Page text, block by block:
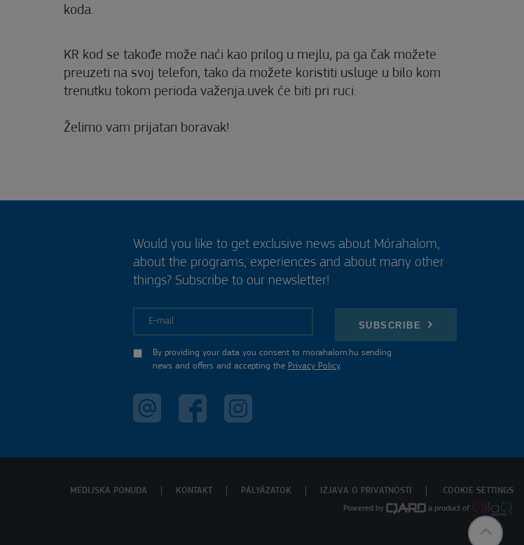
koda.
KR kod se takođe može naći kao prilog u mejlu, pa ga čak možete
preuzeti na svoj telefon, tako da možete koristiti usluge u bilo kom
trenutku tokom perioda važenja.uvek će biti pri ruci.
Želimo vam prijatan boravak!
Would you like to get exclusive news about Mórahalom,
about the programs, experiences and about many other
things? Subscribe to our newsletter!
SUBSCRIBE
By providing your data you consent to morahalom.hu sending
news and offers and accepting the Privacy Policy.
MEDIJSKA PONUDA KONTAKT PÁLYÁZATOK IZJAVA O PRIVATNOSTI COOKIE SETTINGS
Powered by a product of